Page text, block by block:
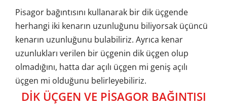
Pisagor bağıntısını kullanarak bir dik üçgende
herhangi iki kenarın uzunluğunu biliyorsak üçüncü
kenarın uzunluğunu bulabiliriz. Ayrıca kenar
uzunlukları verilen bir üçgenin dik üçgen olup
olmadığını, hatta dar açılı üçgen mi geniş açılı
üçgen mi olduğunu belirleyebiliriz.
DİK ÜÇGEN VE PİSAGOR BAĞINTISI